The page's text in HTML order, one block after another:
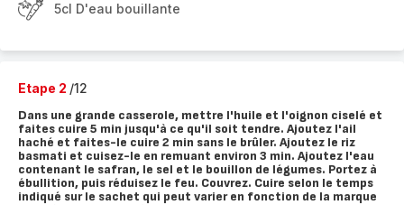
5cl D'eau bouillante
Etape 2 /12
Dans une grande casserole, mettre l'huile et l'oignon ciselé et
faites cuire 5 min jusqu'à ce qu'il soit tendre. Ajoutez l'ail
haché et faites-le cuire 2 min sans le brûler. Ajoutez le riz
basmati et cuisez-le en remuant environ 3 min. Ajoutez l'eau
contenant le safran, le sel et le bouillon de légumes. Portez à
ébullition, puis réduisez le feu. Couvrez. Cuire selon le temps
indiqué sur le sachet qui peut varier en fonction de la marque